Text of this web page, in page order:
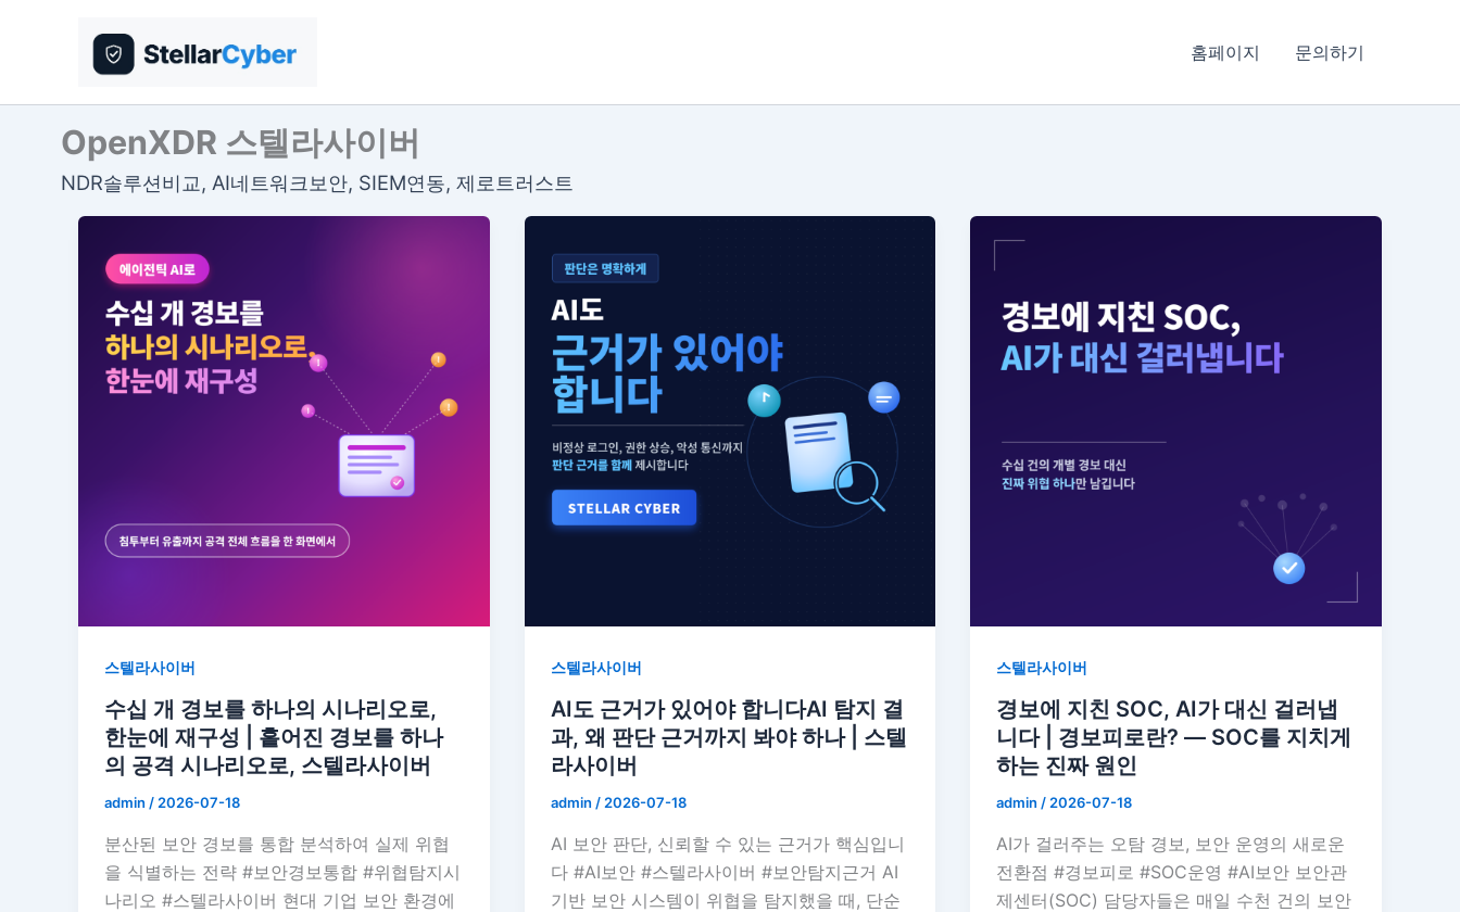
홈페이지 문의하기
OpenXDR 스텔라사이버
NDR솔루션비교, AI네트워크보안, SIEM연동, 제로트러스트
스텔라사이버
수십 개 경보를 하나의 시나리오로,
한눈에 재구성 | 흩어진 경보를 하나
의 공격 시나리오로, 스텔라사이버
admin /2026-07-18
분산된 보안 경보를 통합 분석하여 실제 위협
을 식별하는 전략 #보안경보통합 #위협탐지시
나리오 #스텔라사이버 현대 기업 보안 환경에
스텔라사이버
AI도 근거가 있어야 합니다AI 탐지 결
과, 왜 판단 근거까지 봐야 하나 | 스텔
라사이버
admin /2026-07-18
AI 보안 판단, 신뢰할 수 있는 근거가 핵심입니
다 #AI보안 #스텔라사이버 #보안탐지근거 AI
기반 보안 시스템이 위협을 탐지했을 때, 단순
스텔라사이버
경보에 지친 SOC, AI가 대신 걸러냅
니다 | 경보피로란? — SOC를 지치게
하는 진짜 원인
admin/2026-07-18
AI가 걸러주는 오탐 경보, 보안 운영의 새로운
전환점 #경보피로 #SOC운영 #AI보안 보안관
제센터(SOC) 담당자들은 매일 수천 건의 보안